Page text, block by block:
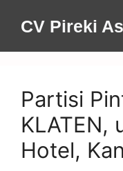
CV Pireki
Partisi
KLATEN,
Hotel,